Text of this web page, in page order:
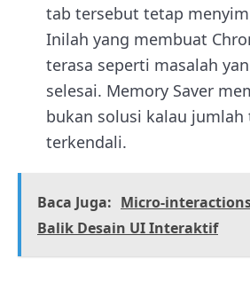
tab tersebut tetap
Inilah yang membuat
terasa seperti masalah
selesai. Memory Saver
bukan solusi kalau
terkendali.
Baca Juga: Micro-
Balik Desain UI Interaktif